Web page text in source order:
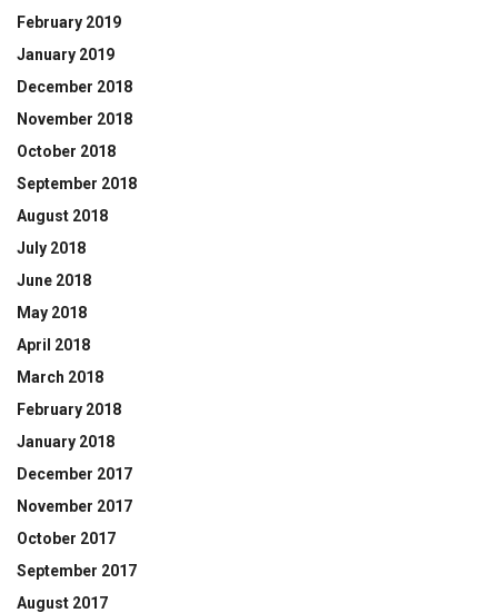
February 2019
January 2019
December 2018
November 2018
October 2018
September 2018
August 2018
July 2018
June 2018
May 2018
April 2018
March 2018
February 2018
January 2018
December 2017
November 2017
October 2017
September 2017
August 2017